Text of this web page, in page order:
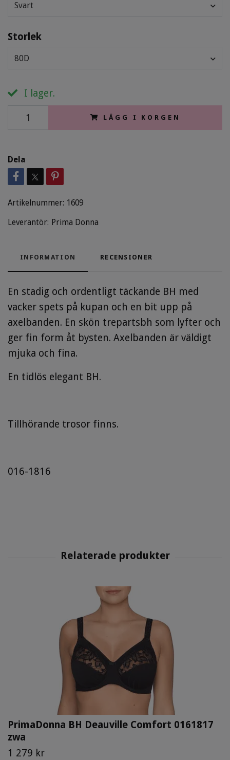
Svart
Storlek
80D
I lager.
LÄGG I KORGEN
Dela
Artikelnummer: 1609
Leverantör: Prima Donna
INFORMATION RECENSIONER
En stadig och ordentligt täckande BH med
vacker spets på kupan och en bit upp på
axelbanden. En skön trepartsbh som lyfter och
ger fin form åt bysten. Axelbanden är väldigt
mjuka och fina.
En tidlös elegant BH.
Tillhörande trosor finns.
016-1816
PrimaDonna BH Deauville Comfort 0161817
zwa
1 279 kr